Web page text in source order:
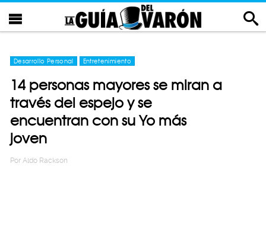
Desarrollo Personal Entretenimiento
14 personas mayores se miran a
través del espejo y se
encuentran con su Yo más
joven
Por Aldo Rackson